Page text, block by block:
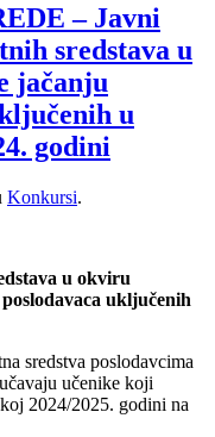
– Javni
sredstava u
jačanju
u
godini
Konkursi.
u okviru
uključenih
sredstva poslodavcima
učenike koji
2024/2025. godini na